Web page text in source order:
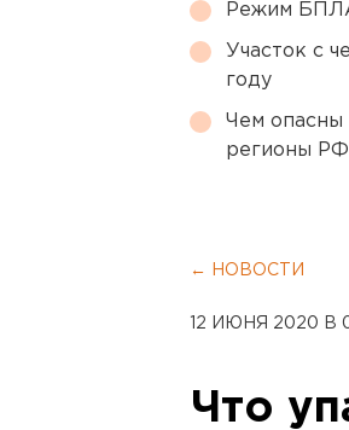
Режим
Участок с
году
Чем опасны
регионы РФ
← НОВОСТИ
12 ИЮНЯ 2020 В
Что